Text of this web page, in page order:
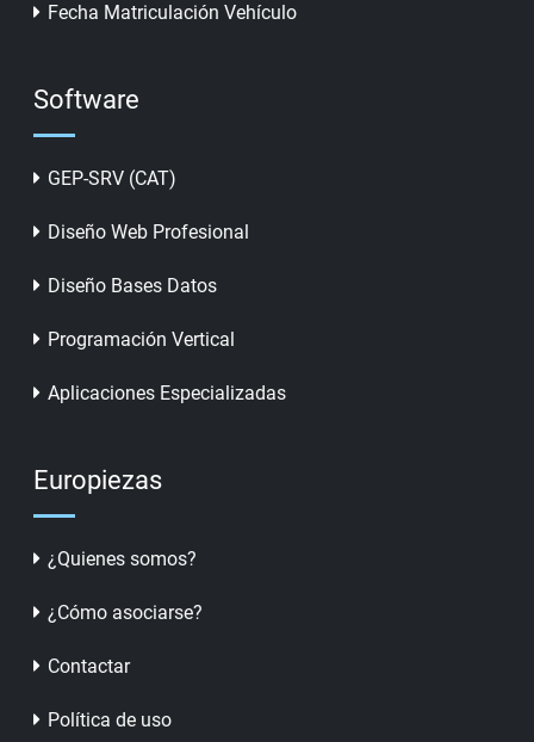
Fecha Matriculación Vehículo
Software
GEP-SRV (CAT)
Diseño Web Profesional
Diseño Bases Datos
Programación Vertical
Aplicaciones Especializadas
Europiezas
¿Quienes somos?
¿Cómo asociarse?
Contactar
Política de uso